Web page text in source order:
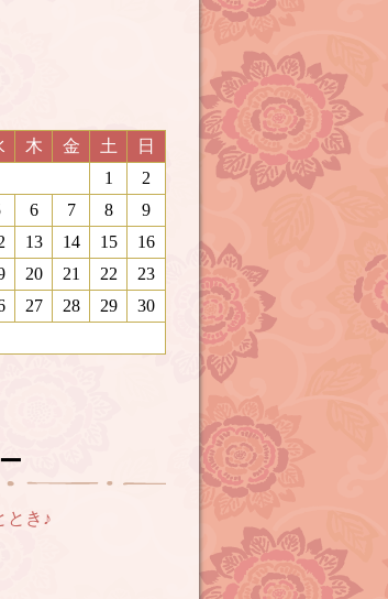
木 金 土
日
1
2
6 7 8
9
13 14 15
16
20 21 22
23
27 28 29
30
とき♪